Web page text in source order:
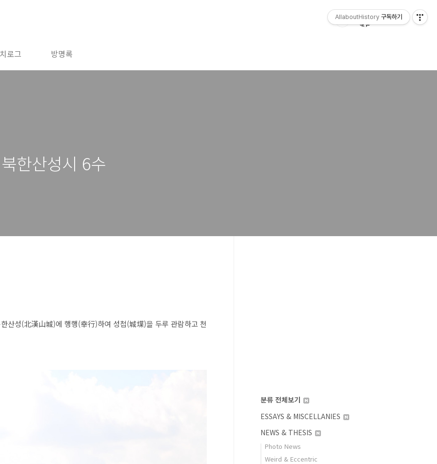
로그 방명록
한산성시 6수
산성(北漢山城)에 행행(幸行)하여 성첩(城堞)을 두루 관람하고 천
분류 전체보기
ESSAYS & MISCELLANIES
NEWS & THESIS
Photo News
Weird & Eccentric
AllaboutHistory 구독하기